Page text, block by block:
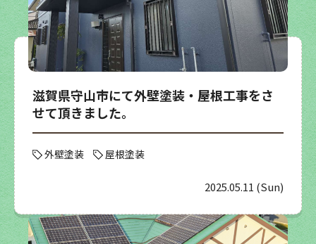
滋賀県守山市にて外壁塗装・屋根工事をさ
せて頂きました。
外壁塗装 屋根塗装
2025.05.11 (Sun)